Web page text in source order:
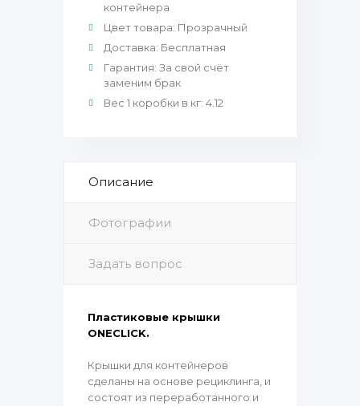
контейнера
Цвет товара: Прозрачный
Доставка: Бесплатная
Гарантия: За свой счёт
заменим брак
Вес 1 коробки в кг: 4.12
Описание
Фотографии
Задать вопрос
Пластиковые крышки
ONECLICK.
Крышки для контейнеров
сделаны на основе рециклинга, и
состоят из переработанного и